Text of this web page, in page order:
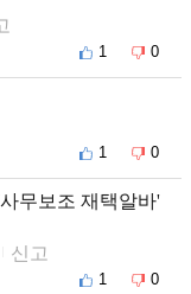
1 0
1 0
무보조 재택알바'
신고
1 0